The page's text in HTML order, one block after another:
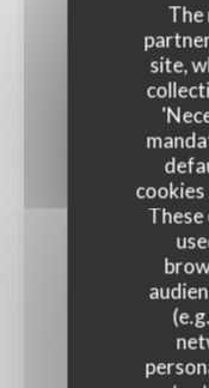
The
site,
These
Viandes de
Viande de